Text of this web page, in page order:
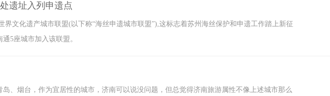
遗址入列申遗点
文化遗产城市联盟(以下称“海丝申遗城市联盟”),这标志着苏州海丝保护和申遗工作踏上新征
5座城市加入该联盟。
、烟台，作为宜居性的城市，济南可以说没问题，但总觉得济南旅游属性不像上述城市那么